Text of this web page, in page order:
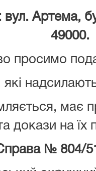
Артема,
49000.
просимо
які
має
докази на їх
№ 804/